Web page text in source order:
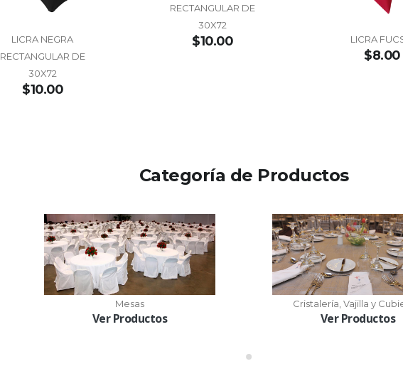
LICRA NEGRA
RECTANGULAR DE
30X72
$10.00
RECTANGULAR DE
30X72
$10.00 LICRA
$8.00
Categoría de Productos
Mesas
Ver Productos
Cristalería, Vajilla y
Ver Productos